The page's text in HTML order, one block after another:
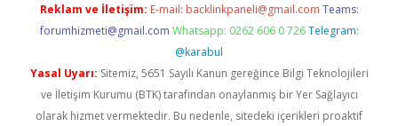
Reklam ve İletişim: E-mail: backlinkpaneli@gmail.com Teams:
forumhizmeti@gmail.com Whatsapp: 0262 606 0 726 Telegram:
@karabul
Yasal Uyarı: Sitemiz, 5651 Sayılı Kanun gereğince Bilgi Teknolojileri
ve İletişim Kurumu (BTK) tarafından onaylanmış bir Yer Sağlayıcı
olarak hizmet vermektedir. Bu nedenle, sitedeki içerikleri proaktif